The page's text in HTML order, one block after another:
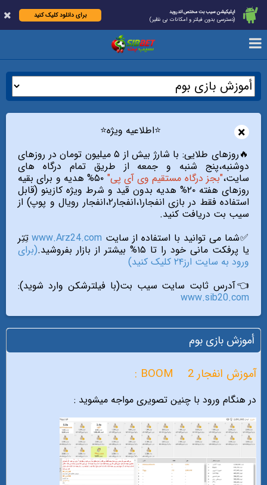
اپلیکیشن سیب بت مختص اندروید
(دسترسی بدون فیلتر و امکانات بی نظیر)
برای دانلود کلیک کنید
×
⭐️اطلاعیه ویژه⭐️
🔥روزهای طلایی: با شارژ بیش از ۵ میلیون تومان در روزهای
دوشنبه،پنج شنبه و جمعه از طریق تمام درگاه های
سایت،"بجز درگاه مستقیم وی آی پی"
۵۰% هدیه و برای بقیه
روزهای هفته ۲۰% هدیه بدون قید و شرط ویژه کازینو (قابل
استفاده فقط در بازی انفجار۱،انفجار۲،انفجار رویال و پوپ) از
سیب بت دریافت کنید.
✅شما می توانید با استفاده از سایت www.Arz24.com تِتِر
یا پرفکت مانی خود را تا ۱۵% بیشتر از بازار بفروشید.
(برای
ورود به سایت ارز۲۴ کلیک کنید)
👈آدرس ثابت سایت سیب بت(با فیلترشکن وارد شوید):
www.sib20.com
أموزش بازی بوم
آموزش انفجار 2 BOOM :
در هنگام ورود با چنین تصویری مواجه میشوید :